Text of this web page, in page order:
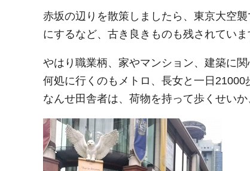
赤坂の辺りを散策しましたら、東京大空
にするなど、古き良きものも残されていま
やはり職業柄、家やマンション、建築に関
何処に行くのもメトロ、長女と一日21000
なんせ田舎者は、荷物を持って歩くせい